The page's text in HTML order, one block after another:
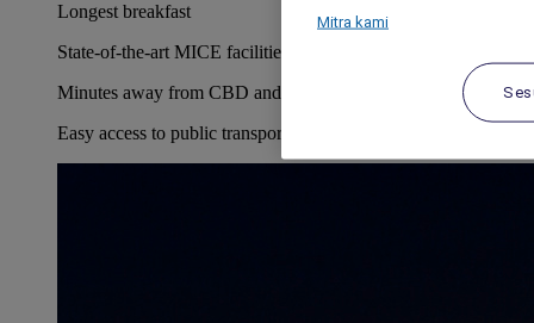
Longest breakfast
State-of-the-art MICE facilities
Minutes away from CBD and UB City
Easy access to public transport
Mitra kami